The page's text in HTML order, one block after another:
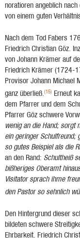
noratioren angeblich
von einem guten
Nach dem Tod Fabers
Friedrich Christian Göz.
von Johann Krämer auf
Friedrich Krämer (1724-
Provisor Johann Michael
ganz überließ.(15) Erneut
dem Pfarrer und dem
Pfarrer Göz schwere
wenig an die Hand;
ein geringer Schulfreund;
so gutes Beispiel als die
an den Rand: Schultheiß
bißheriges Oberamt
Visitator sprach ihme
den Pastor so sehnlich
Den Hintergrund dieser
bildeten schwere
Ehrbarkeit. Friedrich